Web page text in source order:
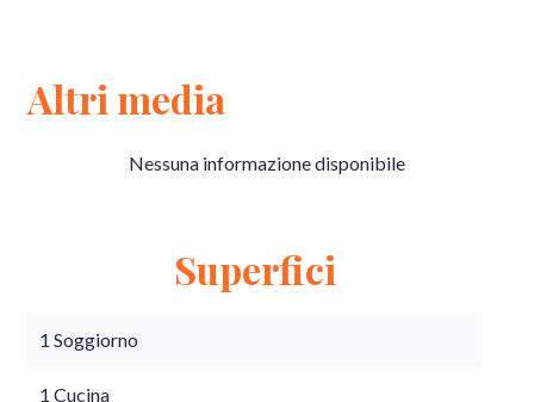
Altri media
Nessuna informazione disponibile
Superfici
1 Soggiorno
1 Cucina